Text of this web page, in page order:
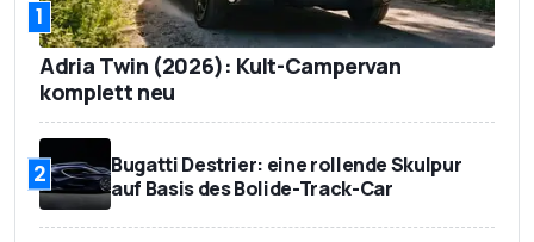
1
Adria Twin (2026): Kult-Campervan
komplett neu
2
Bugatti Destrier: eine rollende Skulpur
auf Basis des Bolide-Track-Car